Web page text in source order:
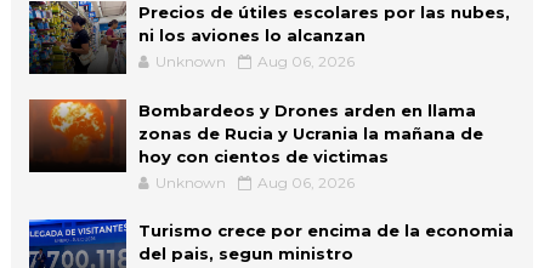
Precios de útiles escolares por las nubes,
ni los aviones lo alcanzan
Unknown Aug 06, 2026
Bombardeos y Drones arden en llama
zonas de Rucia y Ucrania la mañana de
hoy con cientos de victimas
Unknown Aug 06, 2026
Turismo crece por encima de la economia
del pais, segun ministro